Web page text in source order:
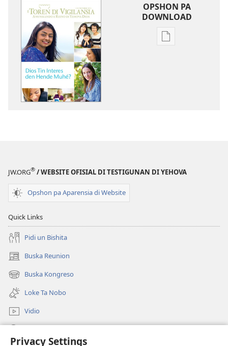
Privacy Settings
OPSHON PA
DOWNLOAD
Opshon
JW.ORG® / WEBSITE OFISIAL DI TESTIGUNAN DI YEHOVA
Opshon pa Aparensia di Website
Quick Links
Pidi un Bishita
Buska Reunion
(opens
new
window)
Buska Kongreso
(opens
new
window)
Loke Ta Nobo
Vidio